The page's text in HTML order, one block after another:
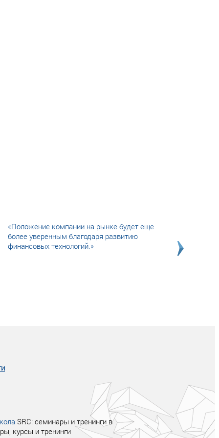
«Положение компании на рынке будет еще
более уверенным благодаря развитию
финансовых технологий.»
SRC: семинары и тренинги в
курсы и тренинги